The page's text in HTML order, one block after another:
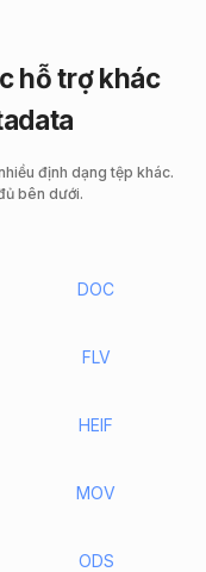
hỗ trợ khác
định dạng tệp khác.
bên dưới.
DOC
FLV
HEIF
MOV
ODS